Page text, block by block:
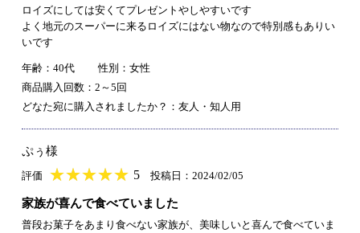
ロイズにしては安くてプレゼントやしやすいです
よく地元のスーパーに来るロイズにはない物なので特別感もありい
いです
年齢：40代
性別：女性
商品購入回数：2～5回
どなた宛に購入されましたか？：友人・知人用
ぷぅ様
評価 ★★★★★
★★★★★ 5 投稿日：2024/02/05
家族が喜んで食べていました
普段お菓子をあまり食べない家族が、美味しいと喜んで食べていま